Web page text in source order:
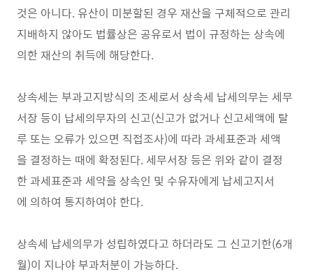
것은 아니다. 유산이 미분할된 경우 재산을 구체적으로 관리
지배하지 않아도 법률상은 공유로서 법이 규정하는 상속에
의한 재산의 취득에 해당한다.
상속세는 부과고지방식의 조세로서 상속세 납세의무는 세무
서장 등이 납세의무자의 신고(신고가 없거나 신고세액에 탈
루 또는 오류가 있으면 직접조사)에 따라 과세표준과 세액
을 결정하는 때에 확정된다. 세무서장 등은 위와 같이 결정
한 과세표준과 세약을 상속인 및 수유자에게 납세고지서
에 의하여 통지하여야 한다.
상속세 납세의무가 성립하였다고 하더라도 그 신고기한(6개
월)이 지나야 부과처분이 가능하다.